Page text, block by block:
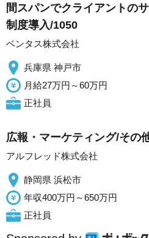
間スパンでクライアントの
制度導入/1050
ベンタス株式会社
兵庫県 神戸市
月給27万円～60万円
正社員
広報・マーケティング/その
アルフレッド株式会社
静岡県 浜松市
年収400万円～650万円
正社員